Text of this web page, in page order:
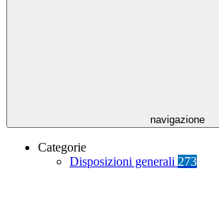
navigazione
Categorie
Disposizioni generali 273